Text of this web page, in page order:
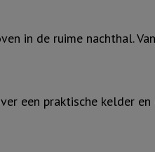
in de ruime nachthal.
een praktische kelder